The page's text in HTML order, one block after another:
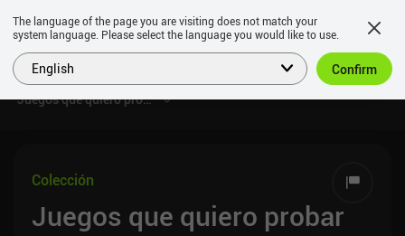
Juegos que quiero probar
Colección
Juegos que quiero probar
The language of the page you are visiting does not match your
system language. Please select the language you would like to use.
English Confirm